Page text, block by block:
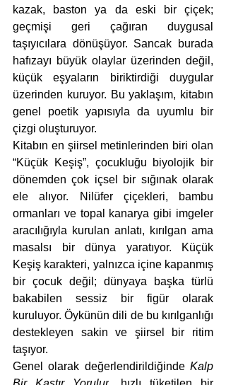
kazak, baston ya da eski bir çiçek;
geçmişi geri çağıran duygusal
taşıyıcılara dönüşüyor. Sancak burada
hafızayı büyük olaylar üzerinden değil,
küçük eşyaların biriktirdiği duygular
üzerinden kuruyor. Bu yaklaşım, kitabın
genel poetik yapısıyla da uyumlu bir
çizgi oluşturuyor.
Kitabın en şiirsel metinlerinden biri olan
“Küçük Keşiş”, çocukluğu biyolojik bir
dönemden çok içsel bir sığınak olarak
ele alıyor. Nilüfer çiçekleri, bambu
ormanları ve topal kanarya gibi imgeler
aracılığıyla kurulan anlatı, kırılgan ama
masalsı bir dünya yaratıyor. Küçük
Keşiş karakteri, yalnızca içine kapanmış
bir çocuk değil; dünyaya başka türlü
bakabilen sessiz bir figür olarak
kuruluyor. Öykünün dili de bu kırılganlığı
destekleyen sakin ve şiirsel bir ritim
taşıyor.
Genel olarak değerlendirildiğinde Kalp